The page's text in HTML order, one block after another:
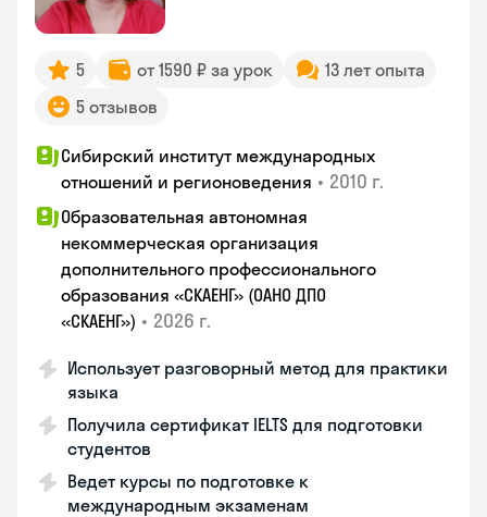
5 от 1590 ₽ за урок
13 лет опыта
5 отзывов
Сибирский институт международных
отношений и регионоведения • 2010 г.
Образовательная автономная
некоммерческая организация
дополнительного профессионального
образования «СКАЕНГ» (ОАНО ДПО
«СКАЕНГ») • 2026 г.
Использует разговорный метод для практики
языка
Получила сертификат IELTS для подготовки
студентов
Ведет курсы по подготовке к
международным экзаменам